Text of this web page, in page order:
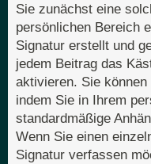
Sie zunächst eine
persönlichen Bereich
Signatur erstellt und
jedem Beitrag das
aktivieren. Sie
indem Sie in Ihrem
standardmäßige
Wenn Sie einen
Signatur verfassen